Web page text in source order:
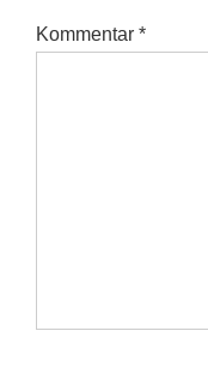
Kommentar *